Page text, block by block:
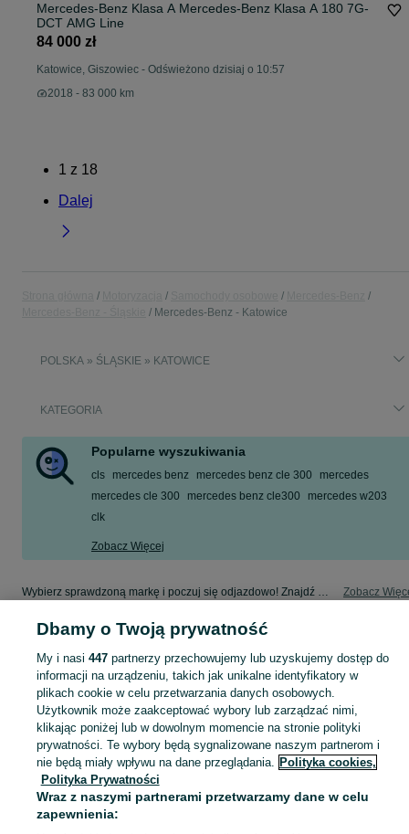
Mercedes-Benz Klasa A Mercedes-Benz Klasa A 180 7G-
DCT AMG Line
84 000 zł
Katowice, Giszowiec - Odświeżono dzisiaj o 10:57
2018 - 83 000 km
1 z 18
Dalej
Mercedes-Benz - Katowice
POLSKA » ŚLĄSKIE » KATOWICE
KATEGORIA
Popularne wyszukiwania
cls mercedes benz mercedes benz cle 300
mercedes
mercedes cle 300
mercedes benz cle300
mercedes w203
clk
Zobacz Więcej
Wybierz sprawdzoną markę i poczuj się odjazdowo! Znajdź wymarzony samochód w kategorii Mercedes-Benz na OLX - Katowice i okolice! Zobacz
Mapa kategorii
Mapa miejscowości
Mapa ministron
Popularne wyszukiwania
Dbamy o Twoją prywatność
My i nasi 447partnerzy przechowujemy lub uzyskujemy dostęp do
informacji na urządzeniu, takich jak unikalne identyfikatory w
plikach cookie w celu przetwarzania danych osobowych.
Użytkownik może zaakceptować wybory lub zarządzać nimi,
klikając poniżej lub w dowolnym momencie na stronie polityki
prywatności. Te wybory będą sygnalizowane naszym partnerom i
nie będą miały wpływu na dane przeglądania. Polityka cookies,
Polityka Prywatności
Wraz z naszymi partnerami przetwarzamy dane w celu
zapewnienia: